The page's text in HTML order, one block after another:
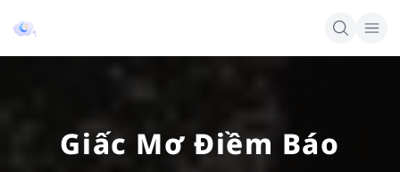
Giấc Mơ Điềm Báo